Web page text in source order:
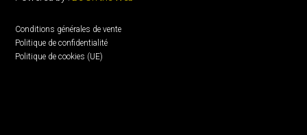
Conditions générales de vente
Politique de confidentialité
Politique de cookies (UE)